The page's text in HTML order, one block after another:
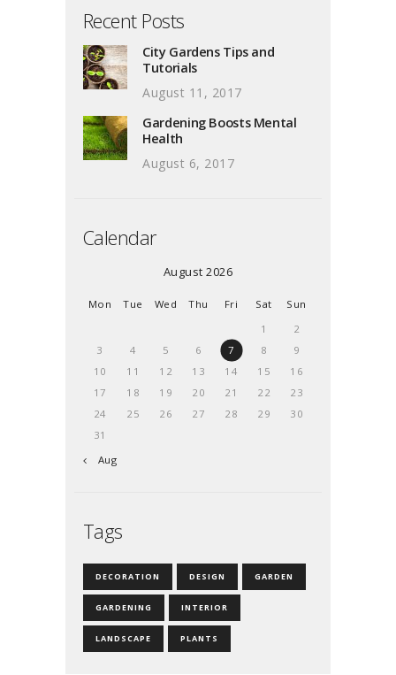
Recent Posts
City Gardens Tips and
Tutorials
August 11, 2017
Gardening Boosts Mental
Health
August 6, 2017
Calendar
August 2026
Mon Tue Wed Thu Fri Sat
Sun
1
2
3
4 5 6 7 8
9
10
11 12 13 14 15
16
17
18 19 20 21 22
23
24
25 26 27 28 29
30
31
« Aug
Tags
DECORATION DESIGN GARDEN
GARDENING INTERIOR
LANDSCAPE PLANTS